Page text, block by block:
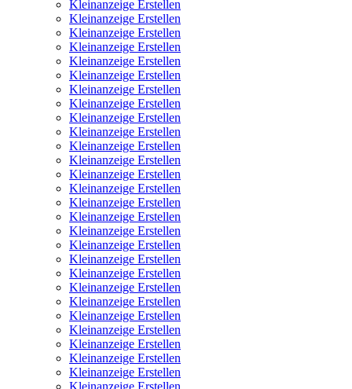
Kleinanzeige Erstellen
Kleinanzeige Erstellen
Kleinanzeige Erstellen
Kleinanzeige Erstellen
Kleinanzeige Erstellen
Kleinanzeige Erstellen
Kleinanzeige Erstellen
Kleinanzeige Erstellen
Kleinanzeige Erstellen
Kleinanzeige Erstellen
Kleinanzeige Erstellen
Kleinanzeige Erstellen
Kleinanzeige Erstellen
Kleinanzeige Erstellen
Kleinanzeige Erstellen
Kleinanzeige Erstellen
Kleinanzeige Erstellen
Kleinanzeige Erstellen
Kleinanzeige Erstellen
Kleinanzeige Erstellen
Kleinanzeige Erstellen
Kleinanzeige Erstellen
Kleinanzeige Erstellen
Kleinanzeige Erstellen
Kleinanzeige Erstellen
Kleinanzeige Erstellen
Kleinanzeige Erstellen
Kleinanzeige Erstellen